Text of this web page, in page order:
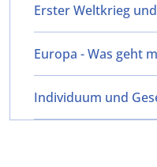
Erster Weltkrieg
Europa - Was geht
Individuum und